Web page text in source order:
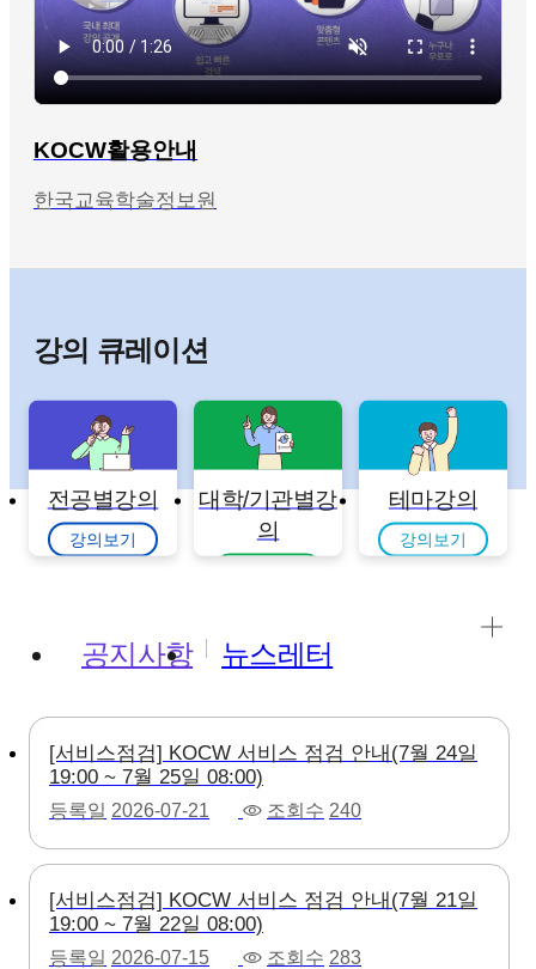
KOCW활용안내
한국교육학술정보원
강의 큐레이션
전공별강의
강의보기
대학/기관별강
의
테마강의
강의보기
공지사항 뉴스레터
[서비스점검] KOCW 서비스 점검 안내(7월 24일
19:00 ~ 7월 25일 08:00)
등록일 2026-07-21 조회수 240
[서비스점검] KOCW 서비스 점검 안내(7월 21일
19:00 ~ 7월 22일 08:00)
등록일 2026-07-15 조회수 283